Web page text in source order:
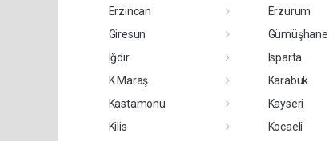
Erzincan
Erzurum
Giresun
Gümüşhane
Iğdır
Isparta
K.Maraş
Karabük
Kastamonu
Kayseri
Kilis
Kocaeli